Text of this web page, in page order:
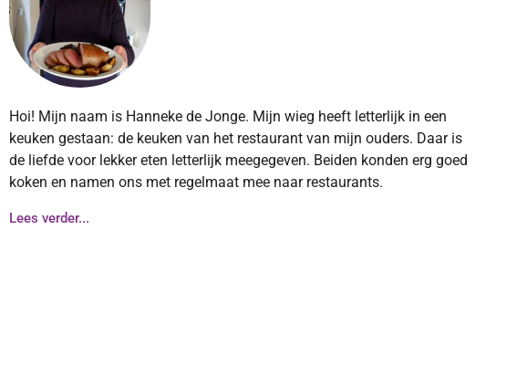
Hoi! Mijn naam is Hanneke de Jonge. Mijn wieg heeft letterlijk in een
keuken gestaan: de keuken van het restaurant van mijn ouders. Daar is
de liefde voor lekker eten letterlijk meegegeven. Beiden konden erg goed
koken en namen ons met regelmaat mee naar restaurants.
Lees verder...